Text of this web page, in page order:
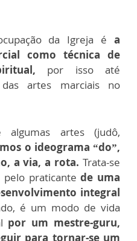
da Igreja é a
como técnica de
por isso até
artes marciais no
artes (judô,
o ideograma “do”,
a via, a rota. Trata-se
pelo praticante de uma
integral
é um modo de vida
por um mestre-guru,
para tornar-se um